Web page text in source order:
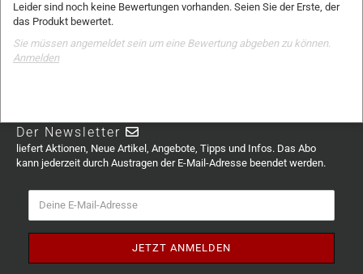
Leider sind noch keine Bewertungen vorhanden. Seien Sie der Erste, der
das Produkt bewertet.
Sie müssen angemeldet sein um eine Bewertung abgeben zu können.
Anmelden
Der Newsletter
liefert Aktionen, Neue Artikel, Angebote, Tipps und Infos. Das Abo
kann jederzeit durch Austragen der E-Mail-Adresse beendet werden.